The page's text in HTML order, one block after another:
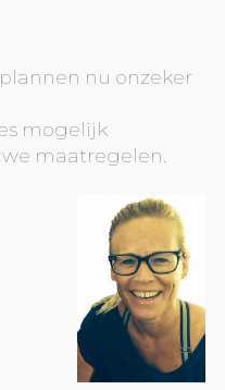
nu onzeker
mogelijk
maatregelen.